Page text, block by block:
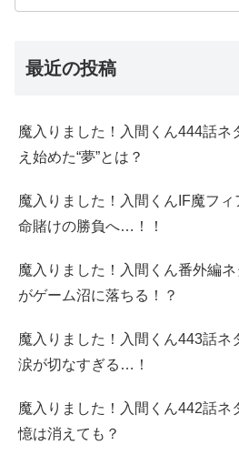
最近の投稿
魔入りました！入間くん444話ネ
え始めた“夢”とは？
魔入りました！入間くんIF魔フィ
命賭けの勝負へ…！！
魔入りました！入間くん番外編
がゲーム沼に落ちる！？
魔入りました！入間くん443話ネ
涙が切なすぎる…！
魔入りました！入間くん442話ネ
憶は消えても？